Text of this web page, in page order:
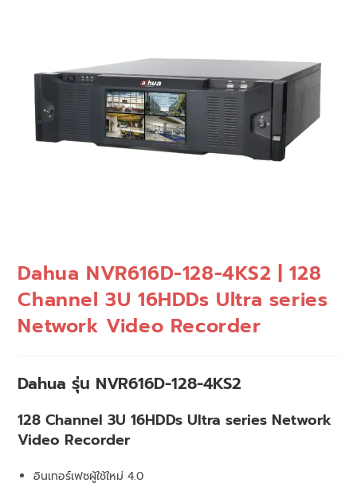
Dahua NVR616D-128-4KS2 | 128
Channel 3U 16HDDs Ultra series
Network Video Recorder
Dahua รุ่น NVR616D-128-4KS2
128 Channel 3U 16HDDs Ultra series Network
Video Recorder
อินเทอร์เฟซผู้ใช้ใหม่ 4.0